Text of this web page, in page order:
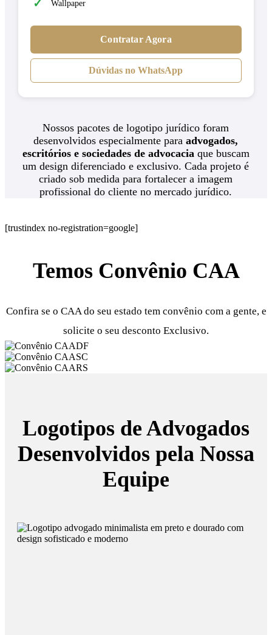
✓ Wallpaper
Contratar Agora
Dúvidas no WhatsApp
Nossos pacotes de logotipo jurídico foram
desenvolvidos especialmente paraadvogados,
escritórios e sociedades de advocacia que buscam
um design diferenciado e exclusivo. Cada projeto é
criado sob medida para fortalecer a imagem
profissional do cliente no mercado jurídico.
[trustindex no-registration=google]
Temos Convênio CAA
Confira se o CAA do seu estado tem convênio com a gente, e
solicite o seu desconto Exclusivo.
Logotipos de Advogados
Desenvolvidos pela Nossa
Equipe